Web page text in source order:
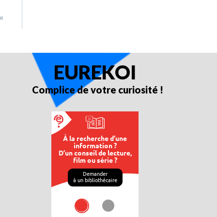
EUREKOI
Complice de votre curiosité !